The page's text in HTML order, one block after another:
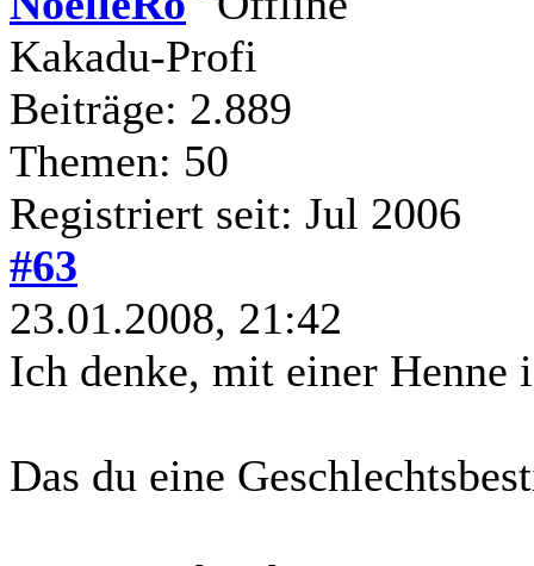
Kakadu-Profi
Beiträge: 2.889
Themen: 50
Registriert seit: Jul 2006
#63
23.01.2008, 21:42
Ich denke, mit einer Henne
Das du eine